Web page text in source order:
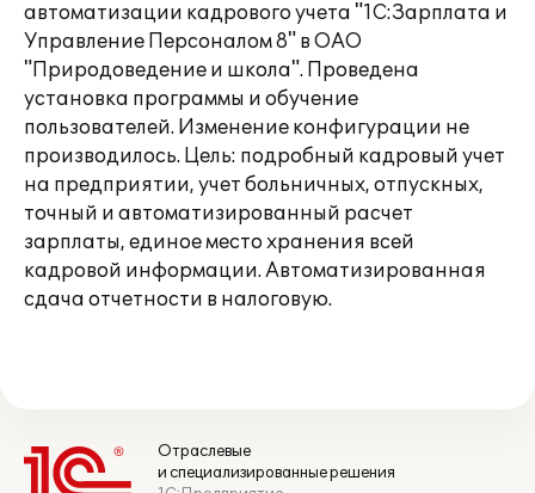
автоматизации кадрового учета "1С:Зарплата и
Управление Персоналом 8" в ОАО
"Природоведение и школа". Проведена
установка программы и обучение
пользователей. Изменение конфигурации не
производилось. Цель: подробный кадровый учет
на предприятии, учет больничных, отпускных,
точный и автоматизированный расчет
зарплаты, единое место хранения всей
кадровой информации. Автоматизированная
сдача отчетности в налоговую.
Отраслевые
и специализированные решения